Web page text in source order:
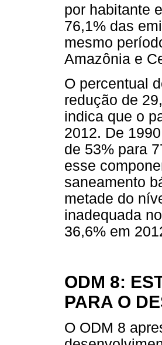
por habitante
76,1% das
mesmo
Amazônia e
O percentual
redução de
indica que o
2012. De
de 53% para
esse
saneamento
metade do
inadequada
36,6% em
ODM 8:
PARA O
O ODM 8